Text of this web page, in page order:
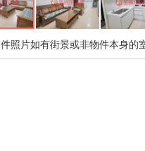
照片如有街景或非物件本身的